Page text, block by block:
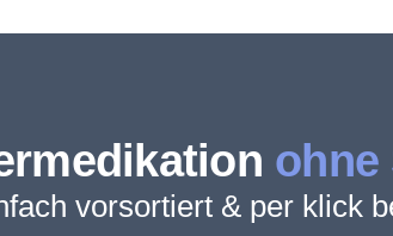
ohne
vorsortiert & per klick